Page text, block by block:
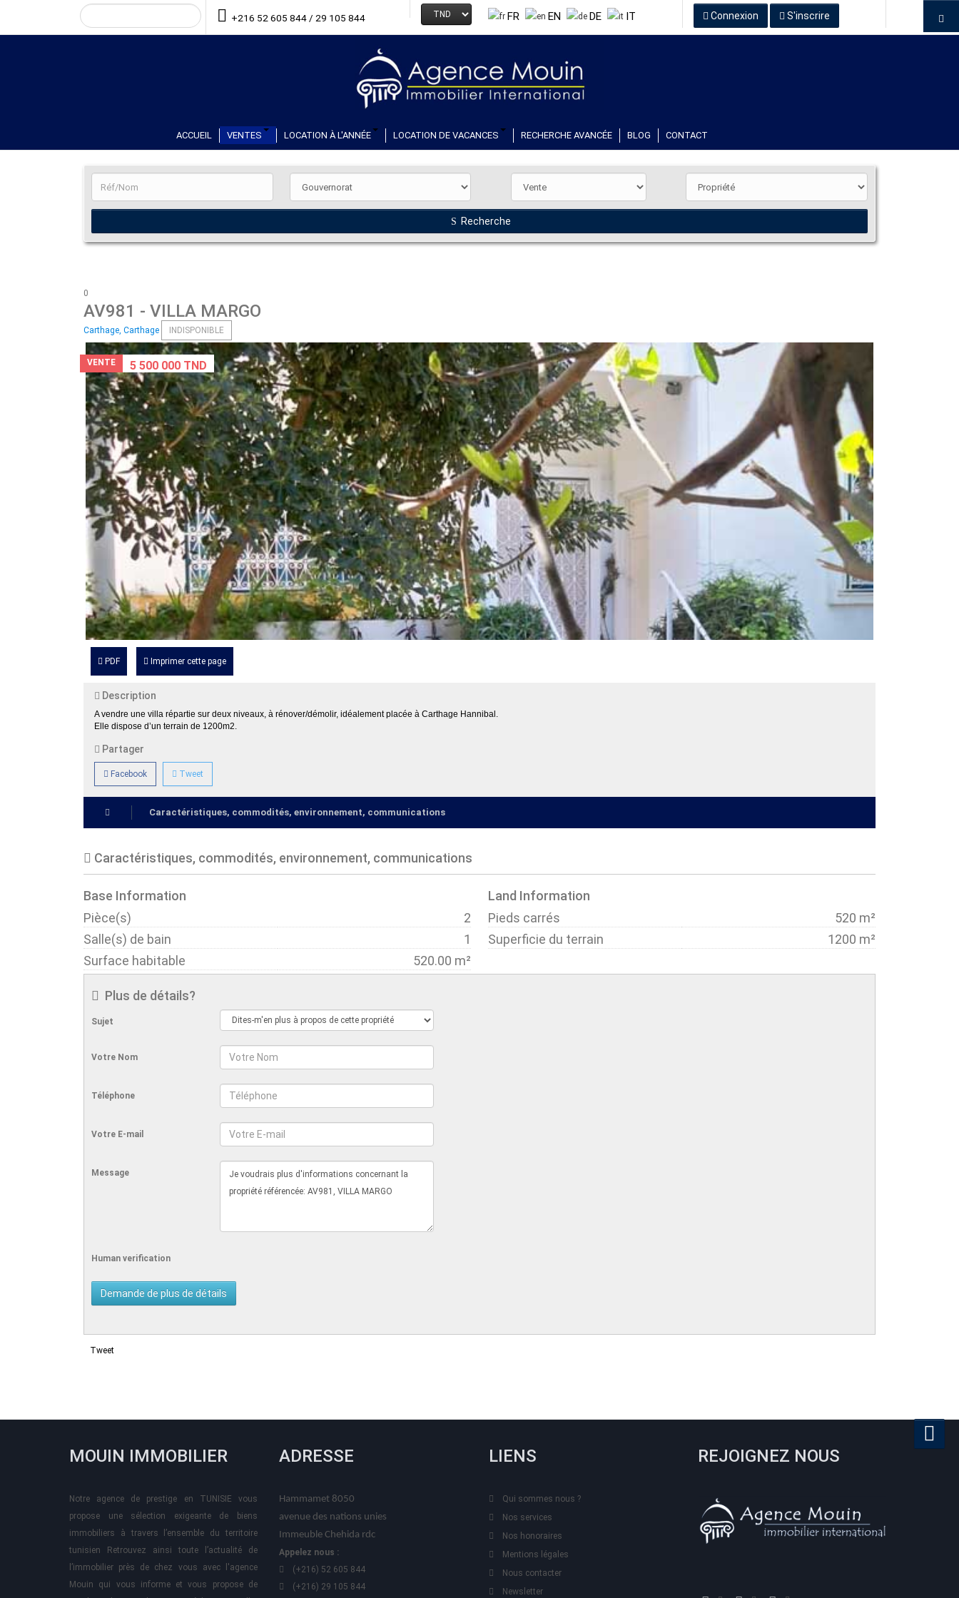
+216 52 605 844 / 29 105 844 FR EN DE IT Connexion S'inscrire
ACCUEIL VENTES LOCATION À L'ANNÉE LOCATION DE VACANCES RECHERCHE AVANCÉE BLOG CONTACT
Recherche
0
AV981 - VILLA MARGO
Carthage, Carthage INDISPONIBLE
VENTE 5 500 000 TND
PDF Imprimer cette page
Description
A vendre une villa répartie sur deux niveaux, à rénover/démolir, idéalement placée à Carthage Hannibal.
Elle dispose d’un terrain de 1200m2.
Partager
Facebook Tweet
Caractéristiques, commodités, environnement, communications
Caractéristiques, commodités, environnement, communications
Base Information
Pièce(s)
2
Salle(s) de bain
1
Surface habitable
520.00 m²
Land Information
Pieds carrés
520 m²
Superficie du terrain
1200 m²
Plus de détails?
Sujet
Votre Nom
Téléphone
Votre E-mail
Message
Human verification
Tweet
MOUIN IMMOBILIER
Notre agence de prestige en TUNISIE vous
propose une sélection exigeante de biens
immobiliers à travers l’ensemble du territoire
tunisien Retrouvez ainsi toute l’actualité de
l’immobilier près de chez vous avec l'agence
Mouin qui vous informe et vous propose de
ADRESSE
Hammamet 8050
avenue des nations unies
Immeuble Chehida rdc
Appelez nous :
(+216) 52 605 844
(+216) 29 105 844
LIENS
Qui sommes nous ?
Nos services
Nos honoraires
Mentions légales
Nous contacter
Newsletter
REJOIGNEZ NOUS